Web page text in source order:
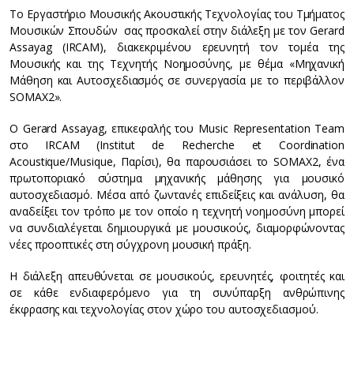
Το Εργαστήριο Μουσικής Ακουστικής Τεχνολογίας του Τμήματος
Μουσικών Σπουδών σας προσκαλεί στην διάλεξη με τον Gerard
Assayag (IRCAM), διακεκριμένου ερευνητή τον τομέα της
Μουσικής και της Τεχνητής Νοημοσύνης, με θέμα «Μηχανική
Μάθηση και Αυτοσχεδιασμός σε συνεργασία με το περιβάλλον
SOMAX2».
Ο Gerard Assayag, επικεφαλής του Music Representation Team
στο IRCAM (Institut de Recherche et Coordination
Acoustique/Musique, Παρίσι), θα παρουσιάσει το SOMAX2, ένα
πρωτοποριακό σύστημα μηχανικής μάθησης για μουσικό
αυτοσχεδιασμό. Μέσα από ζωντανές επιδείξεις και ανάλυση, θα
αναδείξει τον τρόπο με τον οποίο η τεχνητή νοημοσύνη μπορεί
να συνδιαλέγεται δημιουργικά με μουσικούς, διαμορφώνοντας
νέες προοπτικές στη σύγχρονη μουσική πράξη.
Η διάλεξη απευθύνεται σε μουσικούς, ερευνητές, φοιτητές και
σε κάθε ενδιαφερόμενο για τη συνύπαρξη ανθρώπινης
έκφρασης και τεχνολογίας στον χώρο του αυτοσχεδιασμού.